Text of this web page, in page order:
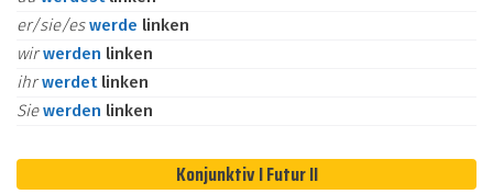
er/sie/eswerde linken
wirwerden linken
ihrwerdet linken
Siewerden linken
Konjunktiv I Futur II